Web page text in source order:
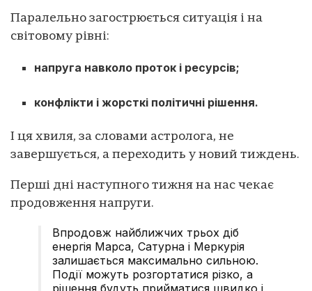
Паралельно загострюється ситуація і на
світовому рівні:
напруга навколо проток і ресурсів;
конфлікти і жорсткі політичні рішення.
І ця хвиля, за словами астролога, не
завершується, а переходить у новий тиждень.
Перші дні наступного тижня на нас чекає
продовження напруги.
Впродовж найближчих трьох діб
енергія Марса, Сатурна і Меркурія
залишається максимально сильною.
Події можуть розгортатися різко, а